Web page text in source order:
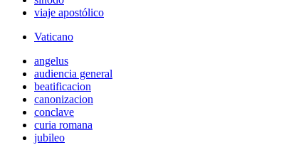
viaje apostólico
Vaticano
angelus
audiencia general
beatificacion
canonizacion
conclave
curia romana
jubileo